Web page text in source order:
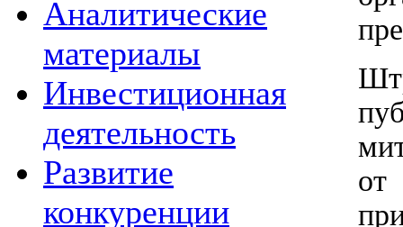
Аналитические
материалы
Инвестиционная
деятельность
Развитие
конкуренции
от